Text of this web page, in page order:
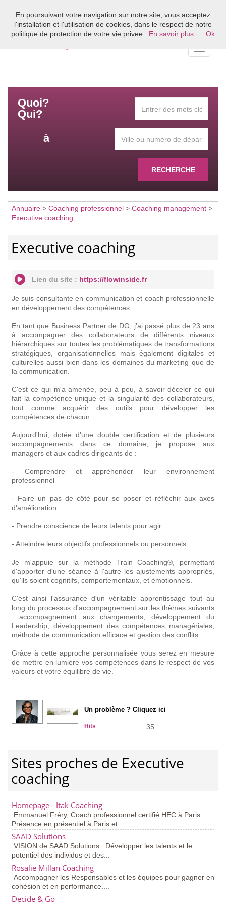
Bienvenue sur l'annuaire du coaching en France
Quoi?
Qui?
à
RECHERCHE
Annuaire > Coaching professionnel > Coaching management >
Executive coaching
Executive coaching
Lien du site : https://flowinside.fr
Je suis consultante en communication et coach professionnelle
en développement des compétences.
En tant que Business Partner de DG, j’ai passé plus de 23 ans
à accompagner des collaborateurs de différents niveaux
hiérarchiques sur toutes les problématiques de transformations
stratégiques, organisationnelles mais également digitales et
culturelles aussi bien dans les domaines du marketing que de
la communication.
C'est ce qui m'a amenée, peu à peu, à savoir déceler ce qui
fait la compétence unique et la singularité des collaborateurs,
tout comme acquérir des outils pour développer les
compétences de chacun.
Aujourd'hui, dotée d'une double certification et de plusieurs
accompagnements dans ce domaine, je propose aux
managers et aux cadres dirigeants de :
- Comprendre et appréhender leur environnement
professionnel
- Faire un pas de côté pour se poser et réfléchir aux axes
d'amélioration
- Prendre conscience de leurs talents pour agir
- Atteindre leurs objectifs professionnels ou personnels
Je m'appuie sur la méthode Train Coaching®, permettant
d'apporter d'une séance à l'autre les ajustements appropriés,
qu'ils soient cognitifs, comportementaux, et émotionnels.
C'est ainsi l'assurance d'un véritable apprentissage tout au
long du processus d'accompagnement sur les thèmes suivants
: accompagnement aux changements, développement du
Leadership, développement des compétences managériales,
méthode de communication efficace et gestion des conflits
Grâce à cette approche personnalisée vous serez en mesure
de mettre en lumière vos compétences dans le respect de vos
valeurs et votre équilibre de vie.
Un problème ? Cliquez ici
Hits 35
Sites proches de Executive
coaching
Homepage - Itak Coaching
Emmanuel Fréry, Coach professionnel certifié HEC à Paris.
Présence en présentiel à Paris et...
SAAD Solutions
VISION de SAAD Solutions : Développer les talents et le
potentiel des individus et des...
Rosalie Millan Coaching
Accompagner les Responsables et les équipes pour gagner en
cohésion et en performance....
Decide & Go
En poursuivant votre navigation sur notre site, vous acceptez
l'installation et l'utilisation de cookies, dans le respect de notre
politique de protection de votre vie privee.
En savoir plus Ok